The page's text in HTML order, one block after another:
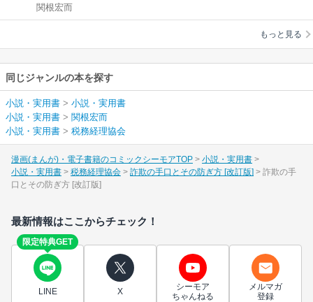
ぎ方 [改訂版]
関根宏而
もっと見る
同じジャンルの本を探す
小説・実用書 > 小説・実用書
小説・実用書 > 関根宏而
小説・実用書 > 税務経理協会
漫画(まんが)・電子書籍のコミックシーモアTOP
小説・実用書
小説・実用書
税務経理協会 詐欺の手口とその防ぎ方 [改訂版]
詐欺の手
口とその防ぎ方 [改訂版]
最新情報はここからチェック！
限定特典GET
LINE X
シーモア
ちゃんねる
メルマガ
登録